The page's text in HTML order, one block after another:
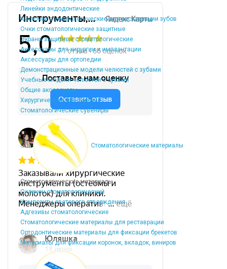
Линейки эндодонтические
Кисточки стоматологические для реставрации зубов
Очки стоматологические защитные
Экраны защитные стоматологические
Аксессуары для хирургии и имплантации
Аксессуары для ортопедии
Демонстрационные модели челюстей с зубами
Учебные модели челюстей с зубами
Общие аксессуары
Хирургические тренажеры
Стоматологические сувениры
Стоматологические материалы
Стоматологические материалы
Силикон стоматологический
Композиты светового отверждения
Адгезивы стоматологические
Стоматологические материалы для реставрации
Ортодонтические материалы для фиксации брекетов
Материалы для фиксации коронок, вкладок, виниров